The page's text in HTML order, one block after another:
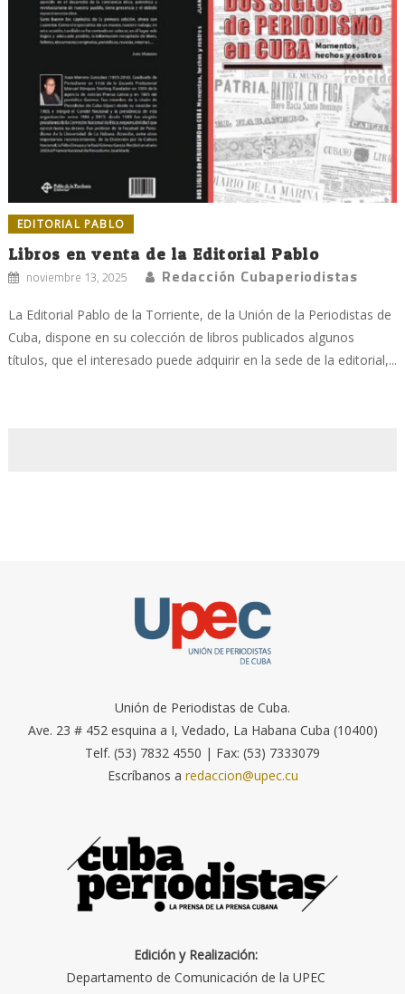
EDITORIAL PABLO
Libros en venta de la Editorial Pablo
noviembre 13, 2025 Redacción Cubaperiodistas
La Editorial Pablo de la Torriente, de la Unión de la Periodistas de
Cuba, dispone en su colección de libros publicados algunos
títulos, que el interesado puede adquirir en la sede de la editorial,...
Unión de Periodistas de Cuba.
Ave. 23 # 452 esquina a I, Vedado, La Habana Cuba (10400)
Telf. (53) 7832 4550 | Fax: (53) 7333079
Escríbanos a redaccion@upec.cu
Edición y Realización:
Departamento de Comunicación de la UPEC